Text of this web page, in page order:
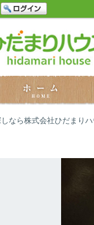
なら株式会社ひだまり